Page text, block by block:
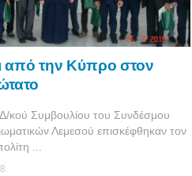
από την Κύπρο στον
κού Συμβουλίου του Συνδέσμου
Λεμεσού επισκέφθηκαν τον
...